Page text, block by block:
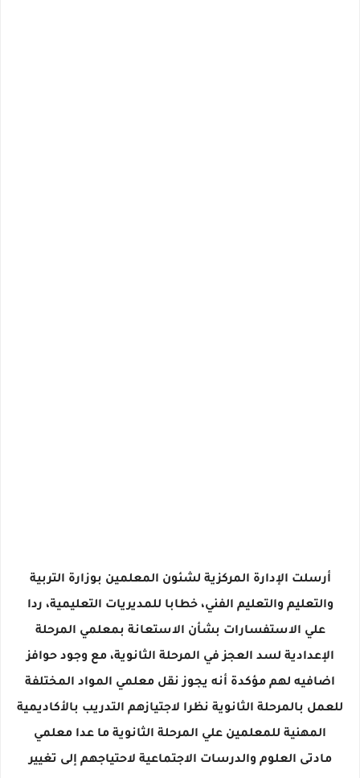
أرسلت الإدارة المركزية لشئون المعلمين بوزارة التربية
والتعليم والتعليم الفني، خطابا للمديريات التعليمية، ردا
علي الاستفسارات بشأن الاستعانة بمعلمي المرحلة
الإعدادية لسد العجز في المرحلة الثانوية، مع وجود حوافز
اضافيه لهم مؤكدة أنه يجوز نقل معلمي المواد المختلفة
للعمل بالمرحلة الثانوية نظرا لاجتيازهم التدريب بالأكاديمية
المهنية للمعلمين علي المرحلة الثانوية ما عدا معلمي
مادتى العلوم والدرسات الاجتماعية لاحتياجهم إلى تغيير